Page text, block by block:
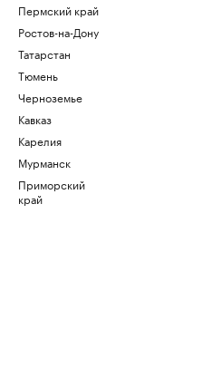
Пермский край
Ростов-на-Дону
Татарстан
Тюмень
Черноземье
Кавказ
Карелия
Мурманск
Приморский
край